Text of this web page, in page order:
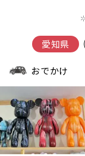
愛知県
おでかけ